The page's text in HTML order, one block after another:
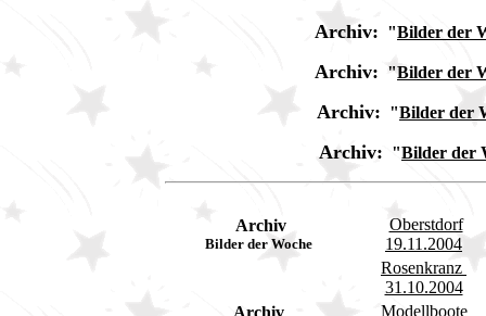
Archiv: "Bilder der
Archiv: "Bilder der
Archiv: "Bilder der
Archiv: "Bilder der
Archiv
Bilder der Woche
Oberstdorf
19.11.2004
Rosenkranz
31.10.2004
Archiv
Modellboote